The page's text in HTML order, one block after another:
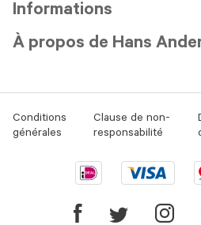
Informations
À propos de Hans
Conditions
générales
Clause de non-
responsabilité
Ideal
logo
Visa
logo